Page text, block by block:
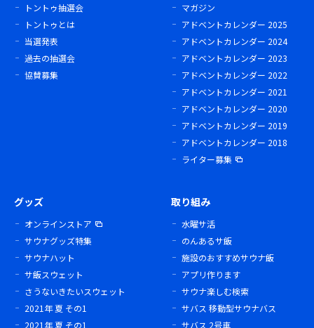
トントゥ抽選会
トントゥとは
当選発表
過去の抽選会
協賛募集
マガジン
アドベントカレンダー 2025
アドベントカレンダー 2024
アドベントカレンダー 2023
アドベントカレンダー 2022
アドベントカレンダー 2021
アドベントカレンダー 2020
アドベントカレンダー 2019
アドベントカレンダー 2018
ライター募集
グッズ
オンラインストア
サウナグッズ特集
サウナハット
サ飯スウェット
さうないきたいスウェット
2021年 夏 その1
2021年 夏 その1
取り組み
水曜サ活
のんあるサ飯
施設のおすすめサウナ飯
アプリ作ります
サウナ楽しむ検索
サバス 移動型サウナバス
サバス 2号車